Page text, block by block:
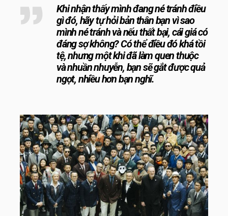
Khi nhận thấy mình đang né tránh điều
gì đó, hãy tự hỏi bản thân bạn vì sao
mình né tránh và nếu thất bại, cái giá có
đáng sợ không? Có thể điều đó khá tồi
tệ, nhưng một khi đã làm quen thuộc
và nhuần nhuyễn, bạn sẽ gắt được quả
ngọt, nhiều hơn bạn nghĩ.